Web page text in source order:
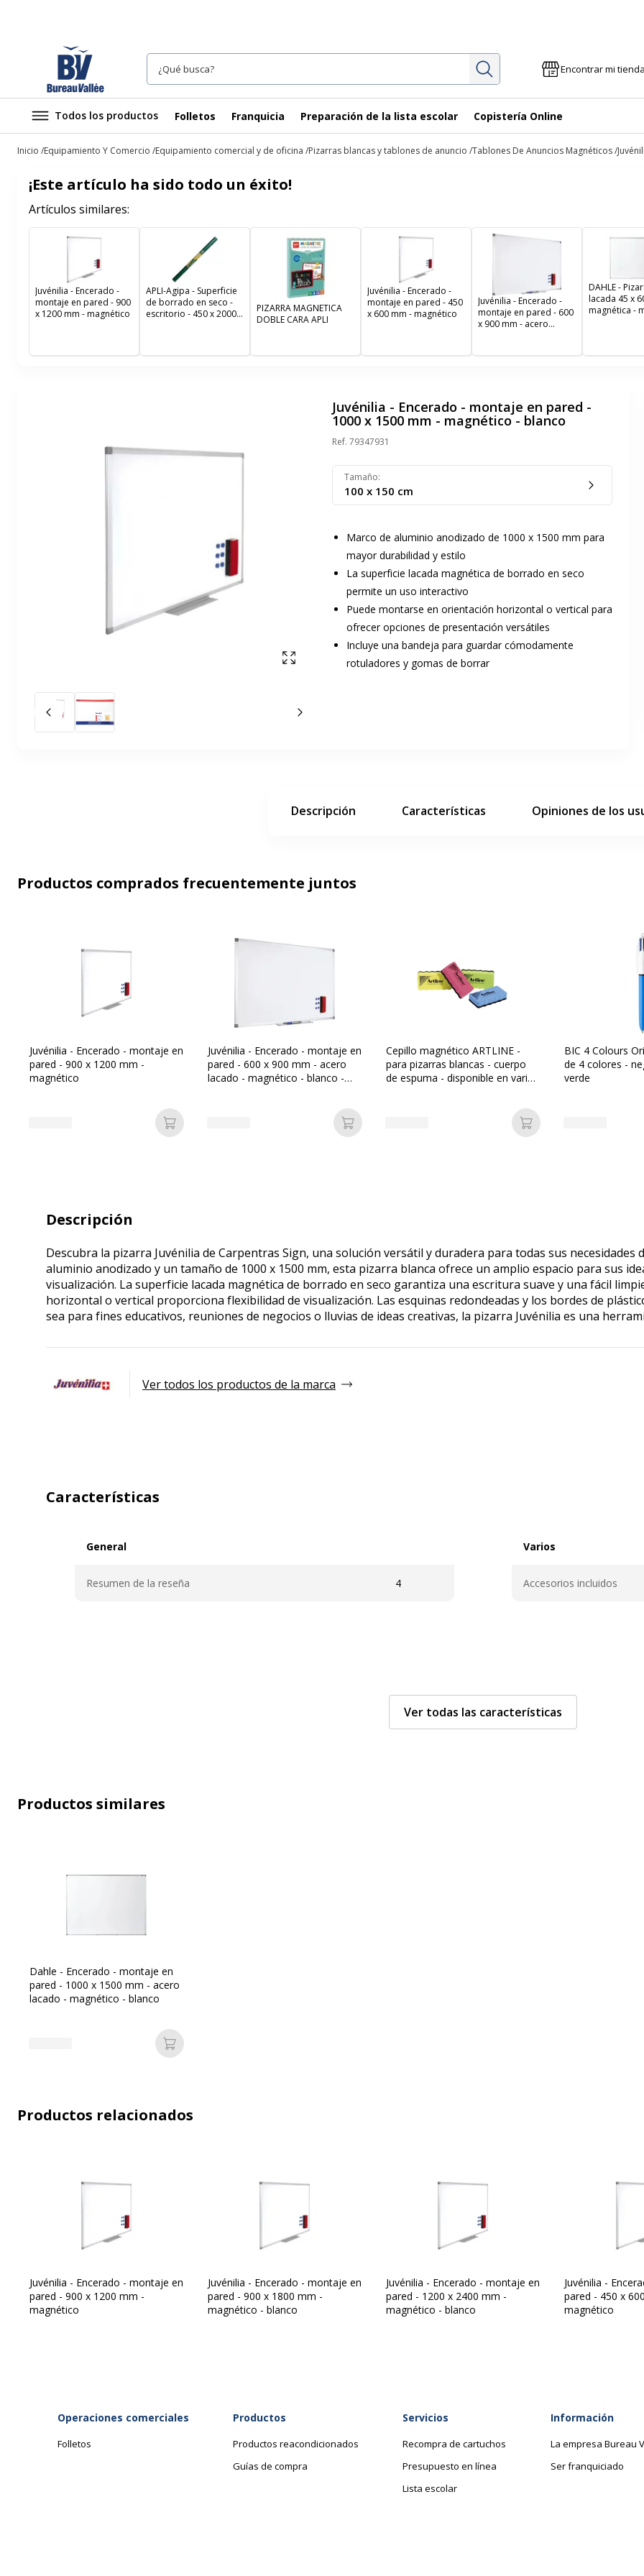
InvestigaciónEncontrar mi tienda
Todos los productos Folletos Franquicia Preparación de la lista escolar Copistería Online
Inicio Equipamiento Y Comercio Equipamiento comercial y de oficina Pizarras blancas y tablones de anuncio Tablones De Anuncios Magnéticos
¡Este artículo ha sido todo un éxito!
Artículos similares:
Juvénilia - Encerado -
montaje en pared - 900
x 1200 mm - magnético
APLI-Agipa - Superficie
de borrado en seco -
escritorio - 450 x 2000
PIZARRA MAGNETICA
DOBLE CARA APLI
Juvénilia - Encerado -
montaje en pared - 450
x 600 mm - magnético
Juvénilia - Encerado -
montaje en pared - 600
x 900 mm - acero
DAHLE -
lacada 45 x
magnética -
Mostrar pantalla completa
Diapositiva anterior La siguiente diapositiva
Juvénilia - Encerado - montaje en pared -
1000 x 1500 mm - magnético - blanco
Ref. 79347931
Tamaño:
100 x 150 cm
Marco de aluminio anodizado de 1000 x 1500 mm para
mayor durabilidad y estilo
La superficie lacada magnética de borrado en seco
permite un uso interactivo
Puede montarse en orientación horizontal o vertical para
ofrecer opciones de presentación versátiles
Incluye una bandeja para guardar cómodamente
rotuladores y gomas de borrar
Descripción Características Opiniones de los
Productos comprados frecuentemente juntos
Juvénilia - Encerado - montaje en
pared - 900 x 1200 mm -
magnético
Añadir a la cesta
Juvénilia - Encerado - montaje en
pared - 600 x 900 mm - acero
lacado - magnético - blanco -
Añadir a la cesta
Cepillo magnético ARTLINE -
para pizarras blancas - cuerpo
de espuma - disponible en varios
Añadir a la cesta
BIC 4 Colours
de 4 colores -
verde
Descripción
Descubra la pizarra Juvénilia de Carpentras Sign, una solución versátil y duradera para todas sus necesidades
aluminio anodizado y un tamaño de 1000 x 1500 mm, esta pizarra blanca ofrece un amplio espacio para sus
visualización. La superficie lacada magnética de borrado en seco garantiza una escritura suave y una fácil
horizontal o vertical proporciona flexibilidad de visualización. Las esquinas redondeadas y los bordes de
sea para fines educativos, reuniones de negocios o lluvias de ideas creativas, la pizarra Juvénilia es una
Ver todos los productos de la marca
Características
General
Resumen de la reseña 4
Varios
Accesorios incluidos
Categoría
de color
Características ambientales
Características ambientales
Dimensiones y peso
Dimensiones y Peso - Detalles Bandeja - 60 cm Garantía
Ver todas las características
Productos similares
Dahle - Encerado - montaje en
pared - 1000 x 1500 mm - acero
lacado - magnético - blanco
Añadir a la cesta
Productos relacionados
Juvénilia - Encerado - montaje en
pared - 900 x 1200 mm -
magnético
Juvénilia - Encerado - montaje en
pared - 900 x 1800 mm -
magnético - blanco
Juvénilia - Encerado - montaje en
pared - 1200 x 2400 mm -
magnético - blanco
Juvénilia -
pared - 450 x
magnético
Operaciones comerciales
Folletos
Productos
Productos reacondicionados
Guías de compra
Servicios
Recompra de cartuchos
Presupuesto en línea
Lista escolar
Información
La empresa Bureau
Ser franquiciado